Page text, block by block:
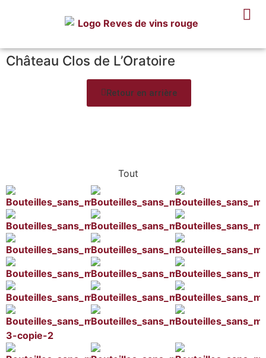
Château Clos de L’Oratoire
Retour en arrière
Tout